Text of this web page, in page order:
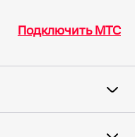
Подключить МТС